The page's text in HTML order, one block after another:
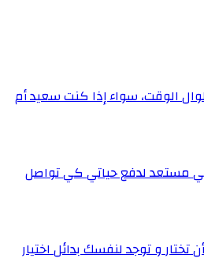
الوقت، سواء إذا كنت سعيد أم
مستعد لدفع حياتي كي تواصل
و توجد لنفسك بدائل اختيار